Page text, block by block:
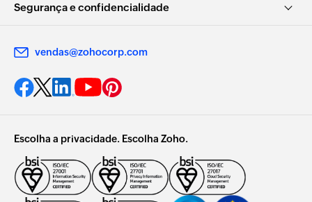
Segurança e confidencialidade
vendas@zohocorp.com
Escolha a privacidade. Escolha Zoho.